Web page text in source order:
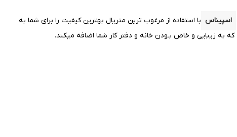
اسپیناس با استفاده از مرغوب ترین متریال بهترین کیفیت را برای شما به
زیبایی و خاص بـودن خانه و دفتر کار شما اضافه میکند.